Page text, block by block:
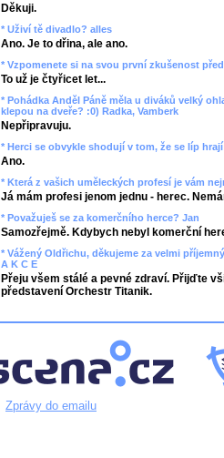
Děkuji.
* Uživí tě divadlo? alles
Ano. Je to dřina, ale ano.
* Vzpomenete si na svou první zkušenost
To už je čtyřicet let...
* Pohádka Anděl Páně měla u diváků velký
klepou na dveře? :0) Radka, Vamberk
Nepřipravuju.
* Herci se obvykle shodují v tom, že se líp
Ano.
* Která z vašich uměleckých profesí je vám
Já mám profesi jenom jednu - herec.
* Považuješ se za komerčního herce? Jan
Samozřejmě. Kdybych nebyl komerční
* Vážený Oldřichu, děkujeme za velmi
A K C E
Přeju všem stálé a pevné zdraví. Přijďte
představení Orchestr Titanik.
Zprávy do emailu